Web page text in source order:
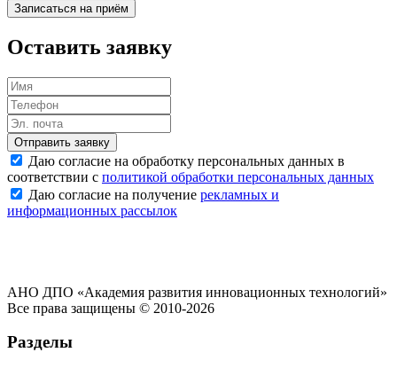
Записаться на приём
Оставить заявку
Отправить заявку
Даю согласие на обработку персональных данных в
соответствии с политикой обработки персональных данных
Даю согласие на получение рекламных и
информационных рассылок
АНО ДПО «Академия развития инновационных технологий»
Все права защищены © 2010-2026
Разделы